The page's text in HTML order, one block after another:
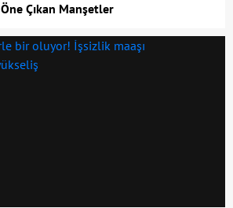
Öne Çıkan Manşetler